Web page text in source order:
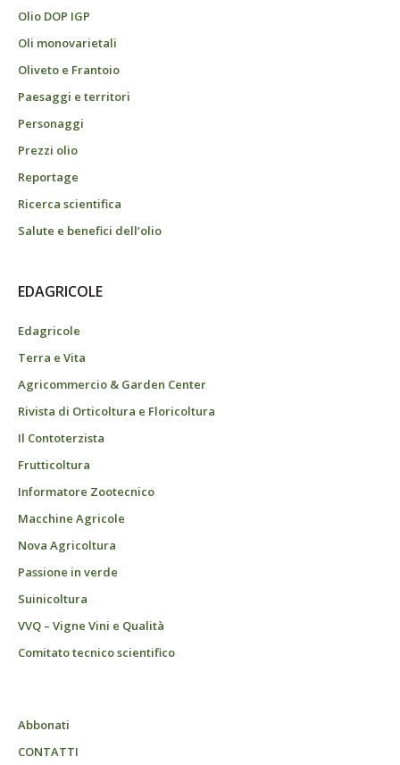
Olio DOP IGP
Oli monovarietali
Oliveto e Frantoio
Paesaggi e territori
Personaggi
Prezzi olio
Reportage
Ricerca scientifica
Salute e benefici dell’olio
EDAGRICOLE
Edagricole
Terra e Vita
Agricommercio & Garden Center
Rivista di Orticoltura e Floricoltura
Il Contoterzista
Frutticoltura
Informatore Zootecnico
Macchine Agricole
Nova Agricoltura
Passione in verde
Suinicoltura
VVQ – Vigne Vini e Qualità
Comitato tecnico scientifico
Abbonati
CONTATTI